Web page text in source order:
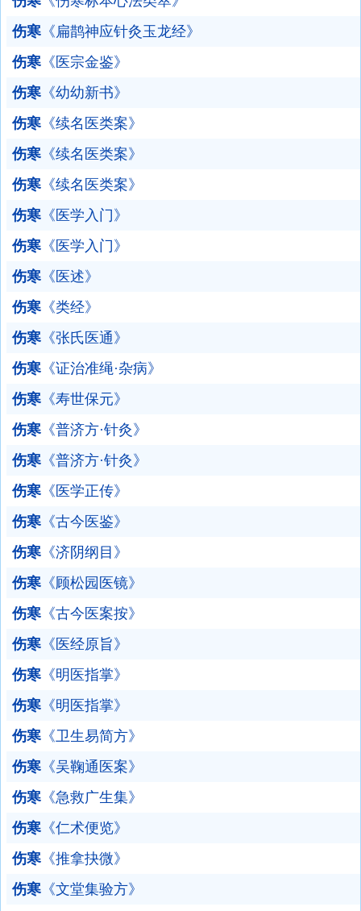
伤寒 《扁鹊神应针灸玉龙经》
伤寒 《医宗金鉴》
伤寒 《幼幼新书》
伤寒 《续名医类案》
伤寒 《续名医类案》
伤寒 《续名医类案》
伤寒 《医学入门》
伤寒 《医学入门》
伤寒 《医述》
伤寒 《类经》
伤寒 《张氏医通》
伤寒 《证治准绳·杂病》
伤寒 《寿世保元》
伤寒 《普济方·针灸》
伤寒 《普济方·针灸》
伤寒 《医学正传》
伤寒 《古今医鉴》
伤寒 《济阴纲目》
伤寒 《顾松园医镜》
伤寒 《古今医案按》
伤寒 《医经原旨》
伤寒 《明医指掌》
伤寒 《明医指掌》
伤寒 《卫生易简方》
伤寒 《吴鞠通医案》
伤寒 《急救广生集》
伤寒 《仁术便览》
伤寒 《推拿抉微》
伤寒 《文堂集验方》